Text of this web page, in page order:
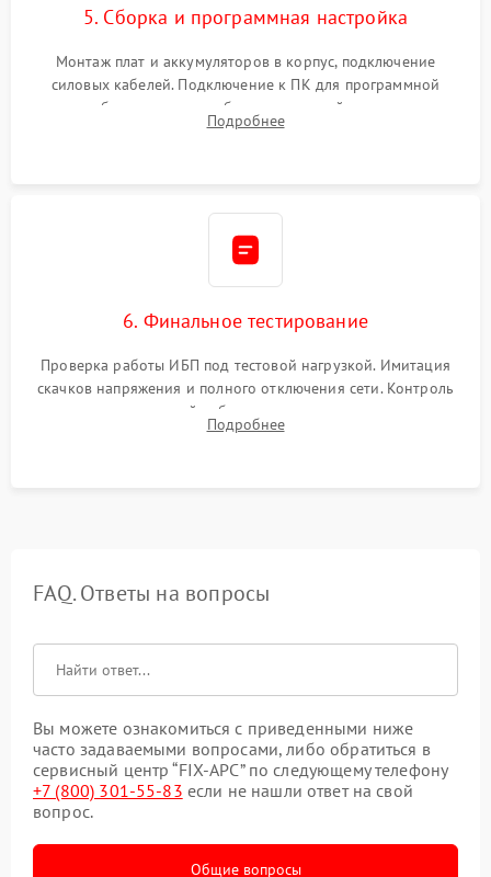
5. Сборка и программная настройка
Монтаж плат и аккумуляторов в корпус, подключение
силовых кабелей. Подключение к ПК для программной
калибровки констант батареи, настройки порогов
срабатывания AVR и сброса счетчиков старения АКБ.
Подробнее
6. Финальное тестирование
Проверка работы ИБП под тестовой нагрузкой. Имитация
скачков напряжения и полного отключения сети. Контроль
времени автономной работы, температурного режима и
корректности формы выходного сигнала.
Подробнее
FAQ. Ответы на вопросы
Вы можете ознакомиться с приведенными ниже
часто задаваемыми вопросами, либо обратиться в
сервисный центр “FIX-APC” по следующему телефону
+7 (800) 301-55-83 если не нашли ответ на свой
вопрос.
Общие вопросы